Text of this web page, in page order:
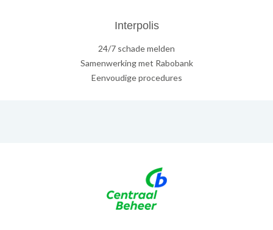
Interpolis
24/7 schade melden
Samenwerking met Rabobank
Eenvoudige procedures